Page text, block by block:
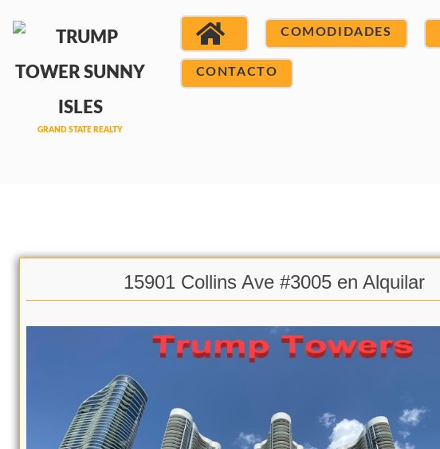
COMODIDADES
CONTACTO
15901 Collins Ave #3005 en Alquilar